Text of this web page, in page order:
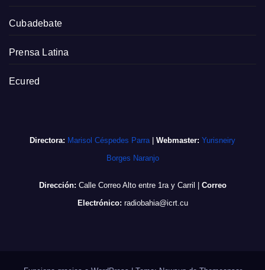
Cubadebate
Prensa Latina
Ecured
Directora: Marisol Céspedes Parra Webmaster: Yurisneiry
Borges Naranjo
Dirección: Calle Correo Alto entre 1ra y Carril
Correo
Electrónico: radiobahia@icrt.cu